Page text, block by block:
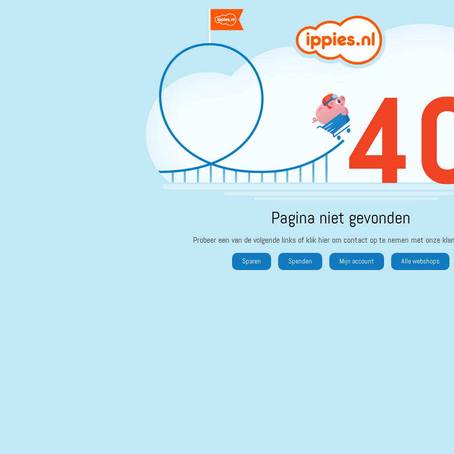
Pagina niet gevonden
Probeer een van de volgende links of klik hier om contact op te nemen met onze
Sparen Spenden Mijn account Alle webshops